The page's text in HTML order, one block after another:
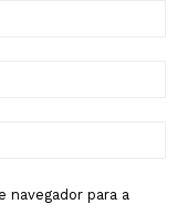
para a